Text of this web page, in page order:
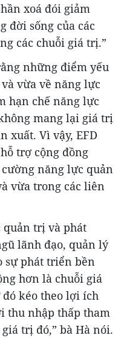
xoá đói giảm
đời sống của các
các chuỗi giá trị.”
những điểm yếu
vừa về năng lực
hạn chế năng lực
mang lại giá trị
xuất. Vì vậy, EFD
trợ cộng đồng
năng lực quản
vừa trong các liên
quản trị và phát
lãnh đạo, quản lý
sự phát triển bền
hơn là chuỗi giá
kéo theo lợi ích
thu nhập thấp tham
trị đó,” bà Hà nói.